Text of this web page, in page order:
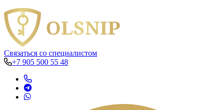
Связаться со специалистом
+7 905 500 55 48